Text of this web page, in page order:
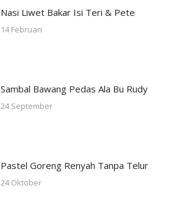
Nasi Liwet Bakar Isi Teri & Pete
14 Februari
Sambal Bawang Pedas Ala Bu Rudy
24 September
Pastel Goreng Renyah Tanpa Telur
24 Oktober